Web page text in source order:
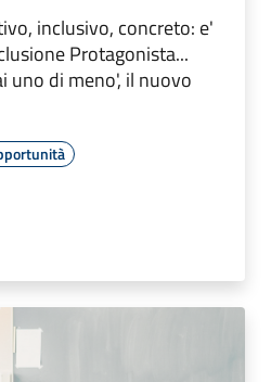
inclusivo, concreto: e'
Protagonista...
uno di meno', il nuovo